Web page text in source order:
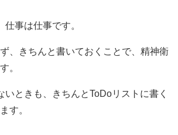
仕事は仕事です。
、きちんと書いておくことで、精神衛
。
いときも、きちんとToDoリストに書く
す。